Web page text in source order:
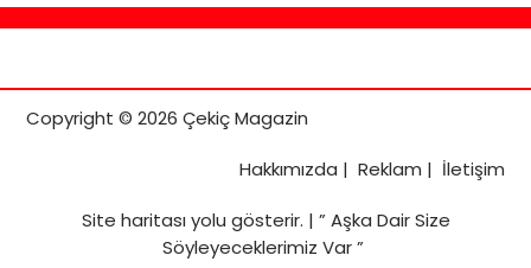
Copyright © 2026 Çekiç Magazin
Hakkımızda | Reklam | İletişim
Site haritasıyolu gösterir. | ” Aşka Dair Size
Söyleyeceklerimiz Var ”